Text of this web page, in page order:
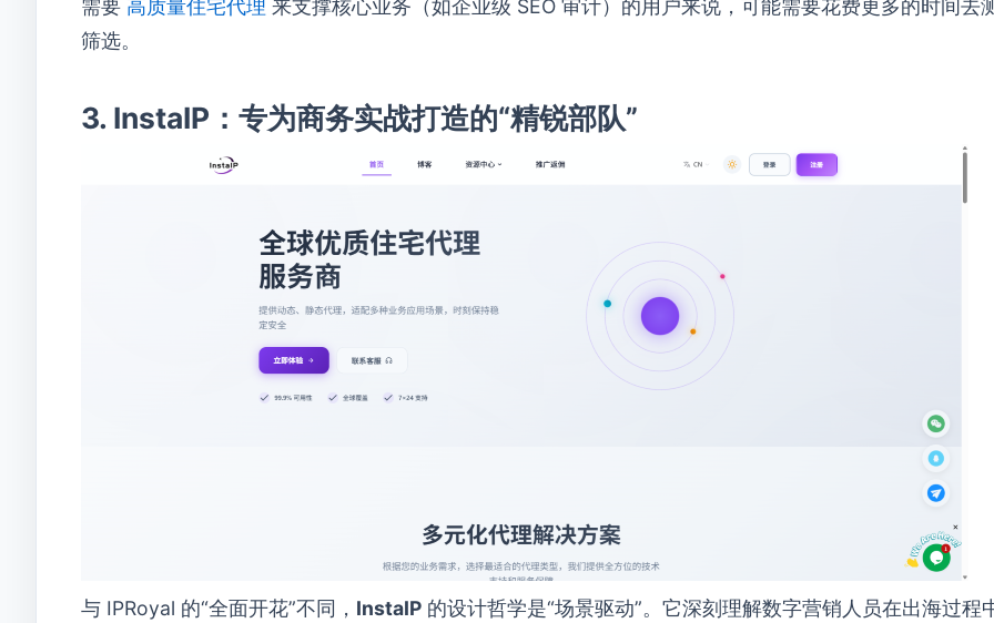
需要 高质量住宅代理 来支撑核心业务（如企业级 SEO 审计）的用户来说，可能需要花费更多的时间去
筛选。
3. InstaIP：专为商务实战打造的“精锐部队”
与 IPRoyal 的“全面开花”不同， InstaIP 的设计哲学是“场景驱动”。它深刻理解数字营销人员在出海过程